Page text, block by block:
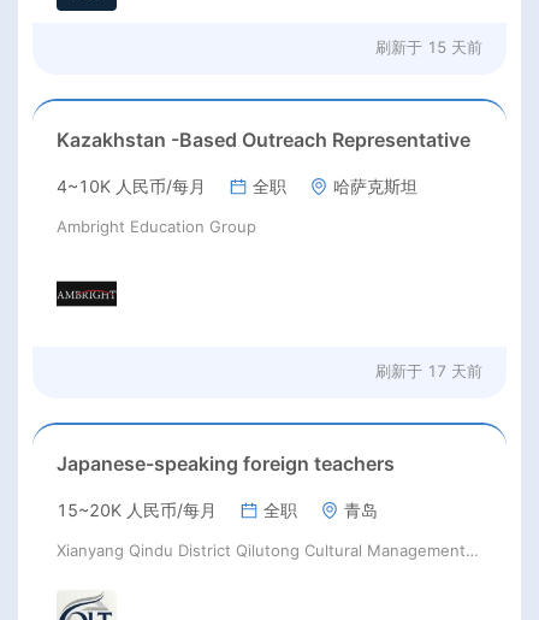
刷新于 15 天前
Kazakhstan -Based Outreach Representative
4~10K 人民币/每月 全职 哈萨克斯坦
Ambright Education Group
刷新于 17 天前
Japanese-speaking foreign teachers
15~20K 人民币/每月 全职 青岛
Xianyang Qindu District Qilutong Cultural Management Consulting Studio